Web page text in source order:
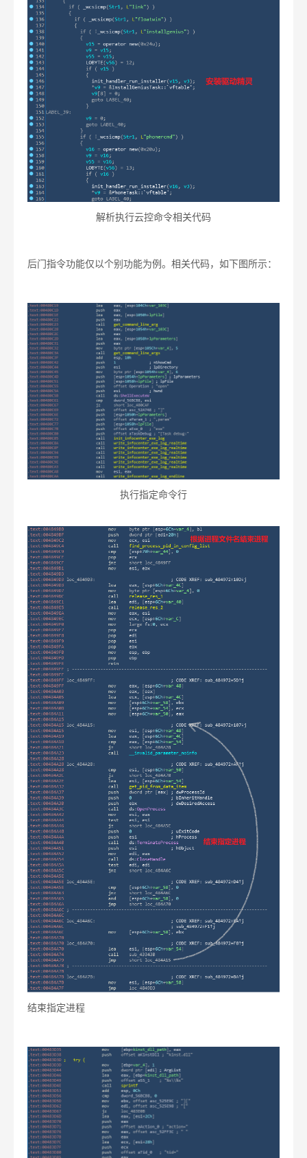
解析执行云控命令相关代码
后门指令功能仅以个别功能为例。相关代码，如下图所示：
执行指定命令行
结束指定进程